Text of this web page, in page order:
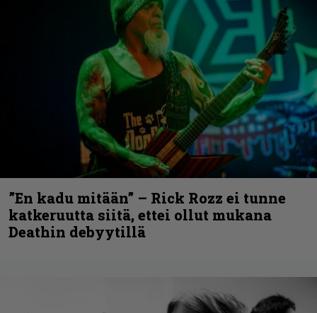
”En kadu mitään” – Rick Rozz ei tunne
katkeruutta siitä, ettei ollut mukana
Deathin debyytillä